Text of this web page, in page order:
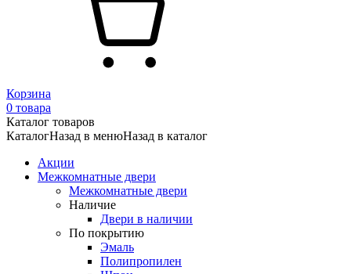
Корзина
0 товара
Каталог товаров
КаталогНазад в менюНазад в каталог
Акции
Межкомнатные двери
Межкомнатные двери
Наличие
Двери в наличии
По покрытию
Эмаль
Полипропилен